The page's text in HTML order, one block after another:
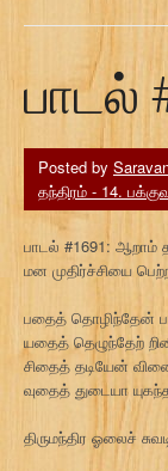
பாடல்
Posted by
தந்திரம் - 14.
பாடல் #1691:
மன முதிர்ச்சியை
பதைத் தொழிந்தேன்
யதைத் தெழுந்தேற்
சிதைத் தடியேன்
வுதைத் துடையா
திருமந்திர ஓலைச்